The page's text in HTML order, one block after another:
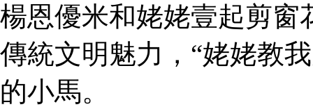
楊恩優米和姥姥壹起剪窗
傳統文明魅力，“姥姥教
的小馬。